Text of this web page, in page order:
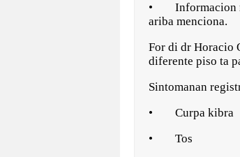
• Informacion
ariba menciona.
For di dr Horacio
diferente piso ta
Sintomanan
• Curpa kibra
• Tos